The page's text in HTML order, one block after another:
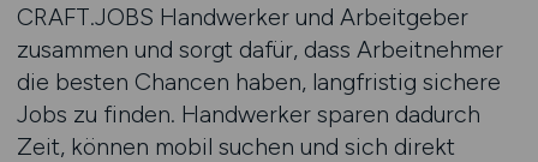
CRAFT.JOBS Handwerker und Arbeitgeber
zusammen und sorgt dafür, dass Arbeitnehmer
die besten Chancen haben, langfristig sichere
Jobs zu finden. Handwerker sparen dadurch
Zeit, können mobil suchen und sich direkt